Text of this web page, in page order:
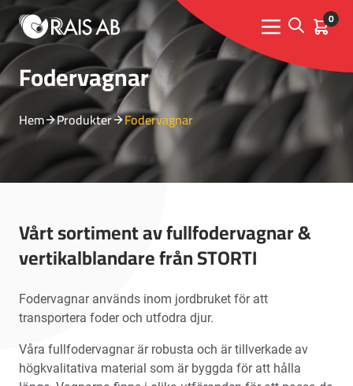
Menu toggle
Open 0
Fodervagnar
Hem Produkter Fodervagnar
Vårt sortiment av fullfodervagnar &
vertikalblandare från STORTI
Fodervagnar används inom jordbruket för att
transportera foder och utfodra djur.
Våra fullfodervagnar är robusta och är tillverkade av
högkvalitativa material som är byggda för att hålla